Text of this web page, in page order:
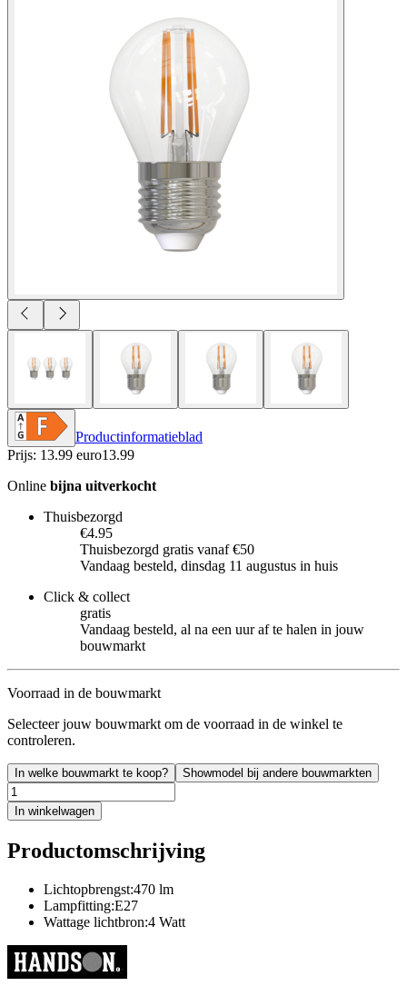
Productinformatieblad
Prijs: 13.99 euro13.99
Online bijna uitverkocht
Thuisbezorgd
€4.95
Thuisbezorgd gratis vanaf €50
Vandaag besteld, dinsdag 11 augustus in huis
Click & collect
gratis
Vandaag besteld, al na een uur af te halen in jouw
bouwmarkt
Voorraad in de bouwmarkt
Selecteer jouw bouwmarkt om de voorraad in de winkel te
controleren.
In welke bouwmarkt te koop? Showmodel bij andere bouwmarkten
In winkelwagen
Productomschrijving
Lichtopbrengst:470 lm
Lampfitting:E27
Wattage lichtbron:4 Watt